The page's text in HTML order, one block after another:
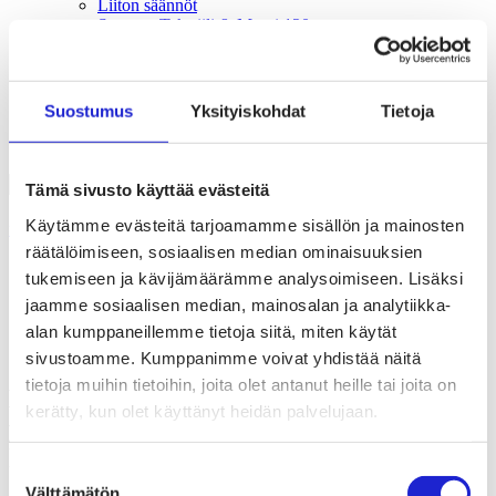
Suostumus Yksityiskohdat Tietoja
Tämä sivusto käyttää evästeitä
Käytämme evästeitä tarjoamamme sisällön ja mainosten
räätälöimiseen, sosiaalisen median ominaisuuksien
tukemiseen ja kävijämäärämme analysoimiseen. Lisäksi
jaamme sosiaalisen median, mainosalan ja analytiikka-
alan kumppaneillemme tietoja siitä, miten käytät
sivustoamme. Kumppanimme voivat yhdistää näitä
tietoja muihin tietoihin, joita olet antanut heille tai joita on
kerätty, kun olet käyttänyt heidän palvelujaan.
Liiton säännöt
Suomen Tekstiili & Muoti 120 vuotta
Tilastoja Suomen Tekstiili & Muoti ry:stä ja sen
jäsenistä
Alan yritykset Suomessa – tutustu jäseniimme
Uutishuone
Kestävyyssääntely etenee – yritysvastuudirektiivi astuu
voimaan heinäkuussa
08.07.2024
Vastuullisuus & kiertotalous
Kestävyyssääntely etenee –
yritysvastuudirektiivi astuu voimaan